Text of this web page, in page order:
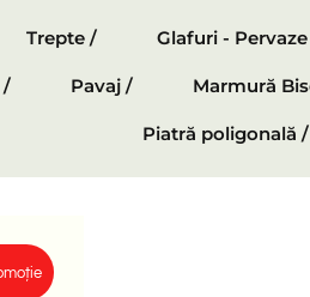
Trepte / Glafuri -
/ Pavaj / Marmură
Piatră poligonală /